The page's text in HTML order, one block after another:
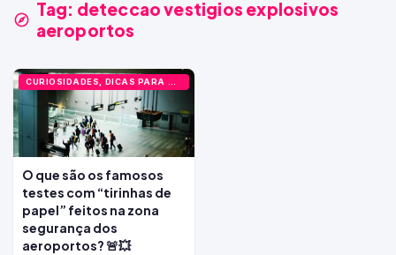
Tag: deteccao vestigios explosivos
aeroportos
CURIOSIDADES, DICAS PARA VIAJANTES
O que são os famosos
testes com “tirinhas de
papel” feitos na zona
segurança dos
aeroportos? 🚨💥